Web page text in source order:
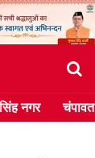
नगर चंपावत